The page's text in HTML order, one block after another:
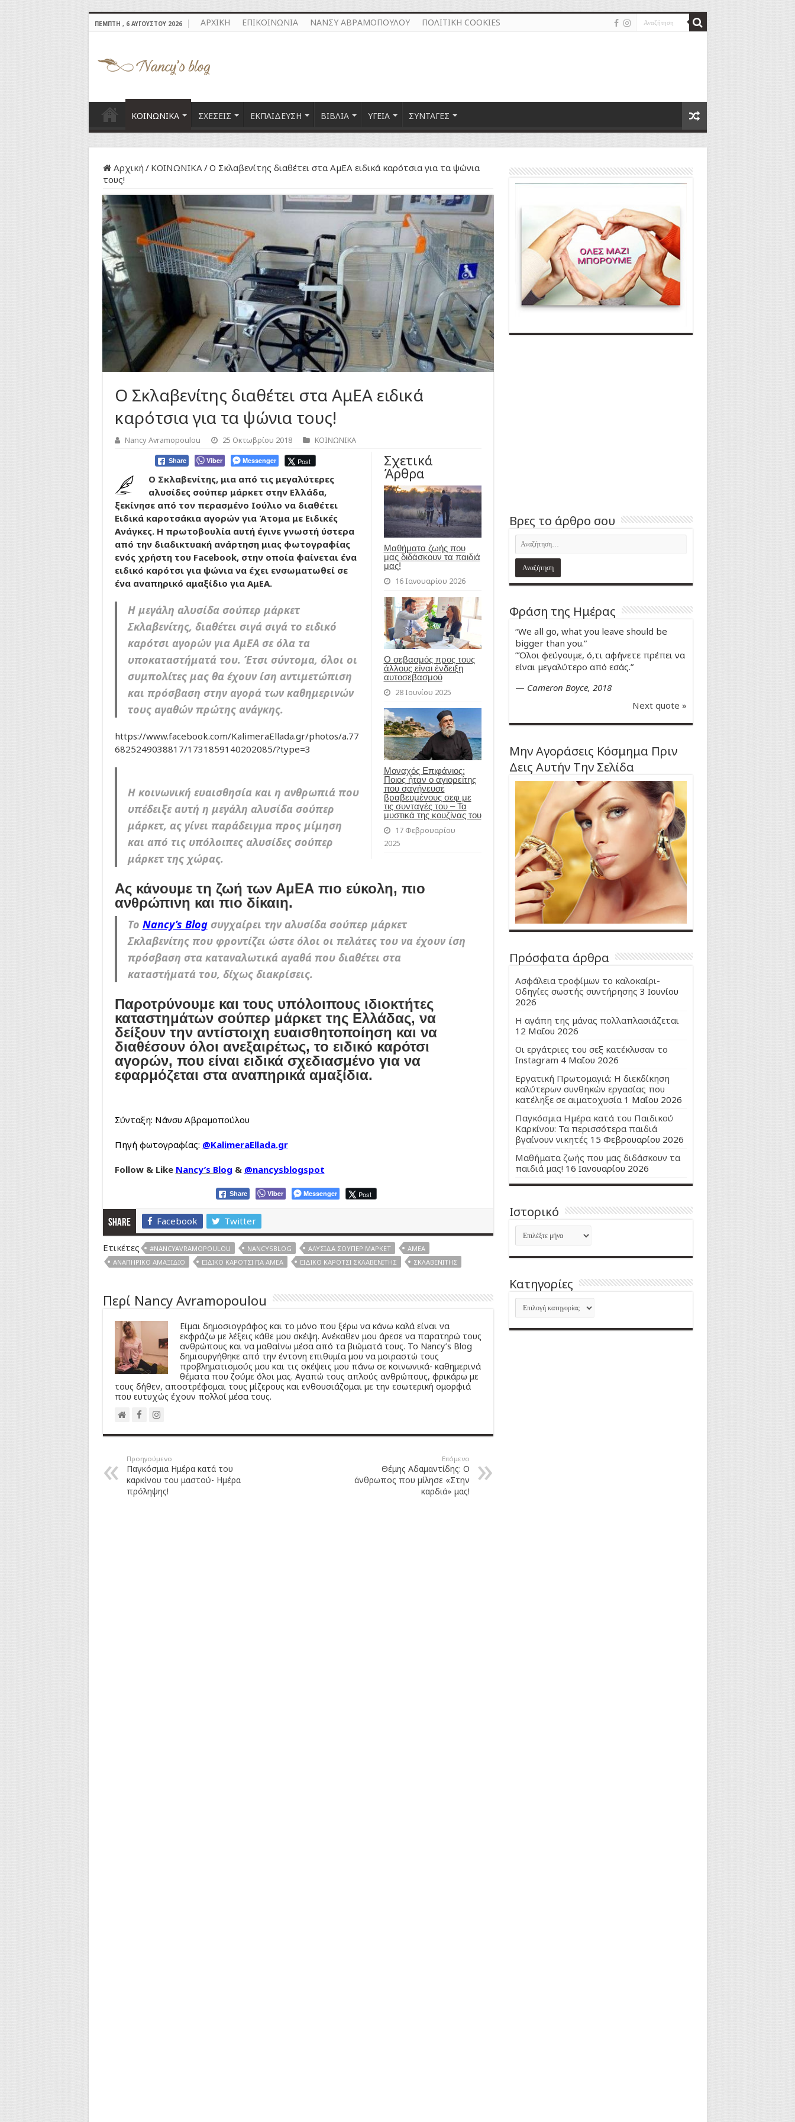
ΠΈΜΠΤΗ , 6 ΑΥΓΟΎΣΤΟΥ 2026 ΑΡΧΙΚΗ ΕΠΙΚΟΙΝΩΝΙΑ ΝΑΝΣΥ ΑΒΡΑΜΟΠΟΥΛΟΥ ΠΟΛΙΤΙΚΗ COOKIES
ΚΟΙΝΩΝΙΚΑ ΣΧΕΣΕΙΣ ΕΚΠΑΙΔΕΥΣΗ ΒΙΒΛΙΑ ΥΓΕΙΑ ΣΥΝΤΑΓΕΣ
Αρχική / ΚΟΙΝΩΝΙΚΑ/Ο Σκλαβενίτης διαθέτει στα ΑμΕΑ ειδικά καρότσια για τα ψώνια
τους!
Ο Σκλαβενίτης διαθέτει στα ΑμΕΑ ειδικά
καρότσια για τα ψώνια τους!
Nancy Avramopoulou 25 Οκτωβρίου 2018 ΚΟΙΝΩΝΙΚΑ
Σχετικά
Άρθρα
Μαθήματα ζωής που
μας διδάσκουν τα παιδιά
μας!
16 Ιανουαρίου 2026
Ο σεβασμός προς τους
άλλους είναι ένδειξη
αυτοσεβασμού
28 Ιουνίου 2025
Μοναχός Επιφάνιος:
Ποιος ήταν ο αγιορείτης
που σαγήνευσε
βραβευμένους σεφ με
τις συνταγές του – Τα
μυστικά της κουζίνας του
17 Φεβρουαρίου
2025
Share Viber Messenger Post
Ο Σκλαβενίτης, μια από τις μεγαλύτερες
αλυσίδες σούπερ μάρκετ στην Ελλάδα,
ξεκίνησε από τον περασμένο Ιούλιο να διαθέτει
Ειδικά καροτσάκια αγορών για Άτομα με Ειδικές
Ανάγκες. Η πρωτοβουλία αυτή έγινε γνωστή ύστερα
από την διαδικτυακή ανάρτηση μιας φωτογραφίας
ενός χρήστη του Facebook, στην οποία φαίνεται ένα
ειδικό καρότσι για ψώνια να έχει ενσωματωθεί σε
ένα αναπηρικό αμαξίδιο για ΑμΕΑ.
Η μεγάλη αλυσίδα σούπερ μάρκετ
Σκλαβενίτης, διαθέτει σιγά σιγά το ειδικό
καρότσι αγορών για ΑμΕΑ σε όλα τα
υποκαταστήματά του. Έτσι σύντομα, όλοι οι
συμπολίτες μας θα έχουν ίση αντιμετώπιση
και πρόσβαση στην αγορά των καθημερινών
τους αγαθών πρώτης ανάγκης.
https://www.facebook.com/KalimeraEllada.gr/photos/a.77
6825249038817/1731859140202085/?type=3
Η κοινωνική ευαισθησία και η ανθρωπιά που
υπέδειξε αυτή η μεγάλη αλυσίδα σούπερ
μάρκετ, ας γίνει παράδειγμα προς μίμηση
και από τις υπόλοιπες αλυσίδες σούπερ
μάρκετ της χώρας.
Ας κάνουμε τη ζωή των ΑμΕΑ πιο εύκολη, πιο
ανθρώπινη και πιο δίκαιη.
Το Nancy’s Blogσυγχαίρει την αλυσίδα σούπερ μάρκετ
Σκλαβενίτης που φροντίζει ώστε όλοι οι πελάτες του να έχουν ίση
πρόσβαση στα καταναλωτικά αγαθά που διαθέτει στα
καταστήματά του, δίχως διακρίσεις.
Παροτρύνουμε και τους υπόλοιπους ιδιοκτήτες
καταστημάτων σούπερ μάρκετ της Ελλάδας, να
δείξουν την αντίστοιχη ευαισθητοποίηση και να
διαθέσουν όλοι ανεξαιρέτως, το ειδικό καρότσι
αγορών, που είναι ειδικά σχεδιασμένο για να
εφαρμόζεται στα αναπηρικά αμαξίδια.
Σύνταξη: Νάνσυ Αβραμοπούλου
Πηγή φωτογραφίας: @KalimeraEllada.gr
Follow & Like Nancy’s Blog & @nancysblogspot
Share Viber Messenger Post
Share Facebook Twitter
Ετικέτες #NANCYAVRAMOPOULOU NANCYSBLOG ΑΛΥΣΊΔΑ ΣΟΎΠΕΡ ΜΆΡΚΕΤ
ΑΜΕΑ
ΑΝΑΠΗΡΙΚΌ ΑΜΑΞΊΔΙΟ
ΕΙΔΙΚΌ ΚΑΡΌΤΣΙ ΓΙΑ ΑΜΕΑ ΕΙΔΙΚΌ ΚΑΡΌΤΣΙ ΣΚΛΑΒΕΝΊΤΗΣ ΣΚΛΑΒΕΝΊΤΗΣ
Περί Nancy Avramopoulou
Είμαι δημοσιογράφος και το μόνο που ξέρω να κάνω καλά είναι να
εκφράζω με λέξεις κάθε μου σκέψη. Ανέκαθεν μου άρεσε να παρατηρώ τους
ανθρώπους και να μαθαίνω μέσα από τα βιώματά τους. Το Νancy’s Βlog
δημιουργήθηκε από την έντονη επιθυμία μου να μοιραστώ τους
προβληματισμούς μου και τις σκέψεις μου πάνω σε κοινωνικά- καθημερινά
θέματα που ζούμε όλοι μας. Αγαπώ τους απλούς ανθρώπους, φρικάρω με
τους δήθεν, αποστρέφομαι τους μίζερους και ενθουσιάζομαι με την εσωτερική ομορφιά
που ευτυχώς έχουν πολλοί μέσα τους.
Προηγούμενο
Παγκόσμια Ημέρα κατά του
καρκίνου του μαστού- Ημέρα
πρόληψης!
Επόμενο
Θέμης Αδαμαντίδης: Ο
άνθρωπος που μίλησε «Στην
καρδιά» μας!
Βρες το άρθρο σου
Φράση της Ημέρας
“We all go, what you leave should be
bigger than you.”
”Όλοι φεύγουμε, ό,τι αφήνετε πρέπει να
είναι μεγαλύτερο από εσάς.”
— Cameron Boyce, 2018
Next quote »
Μην Αγοράσεις Κόσμημα Πριν
Δεις Αυτήν Την Σελίδα
Πρόσφατα άρθρα
Ασφάλεια τροφίμων το καλοκαίρι-
Οδηγίες σωστής συντήρησης 3 Ιουνίου
2026
Η αγάπη της μάνας πολλαπλασιάζεται
12 Μαΐου 2026
Οι εργάτριες του σεξ κατέκλυσαν το
Instagram 4 Μαΐου 2026
Εργατική Πρωτομαγιά: Η διεκδίκηση
καλύτερων συνθηκών εργασίας που
κατέληξε σε αιματοχυσία 1 Μαΐου 2026
Παγκόσμια Ημέρα κατά του Παιδικού
Καρκίνου: Τα περισσότερα παιδιά
βγαίνουν νικητές 15 Φεβρουαρίου 2026
Μαθήματα ζωής που μας διδάσκουν τα
παιδιά μας! 16 Ιανουαρίου 2026
Ιστορικό
Ιστορικό
Kατηγορίες
Kατηγορίες